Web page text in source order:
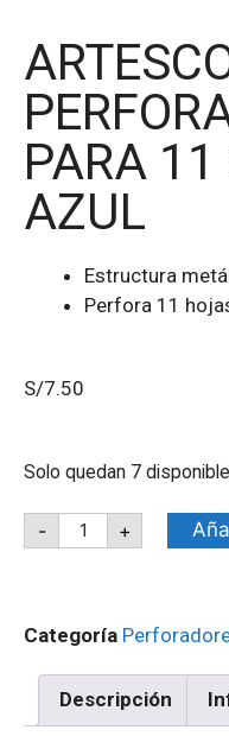
PARA
AZUL
Estructura
Perfora 11
S/7.50
Solo quedan 7
- +
Categoría
Descripción